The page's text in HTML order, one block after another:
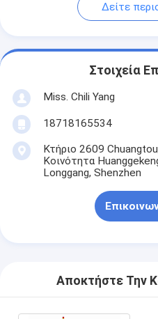
Δείτε
Στοιχεία
Miss. Chili Yang
18718165534
Κτήριο 2609
Κοινότητα
Longgang, Shenzhen
Αποκτήστε Την